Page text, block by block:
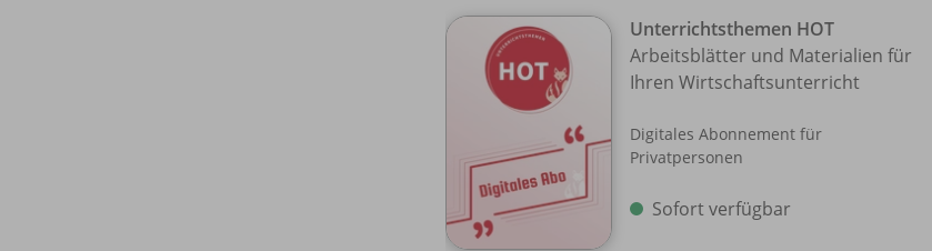
Unterrichtsthemen HOT
Arbeitsblätter und Materialien für
Ihren Wirtschaftsunterricht
Digitales Abonnement für
Privatpersonen
Sofort verfügbar